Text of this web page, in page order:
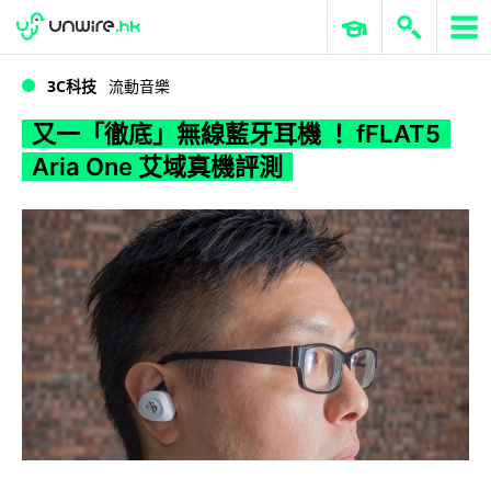
WWDC 2026 ERP 與商業 AI
3C科技 流動音樂
又一「徹底」無線藍牙耳機 ！ fFLAT5
Aria One 艾域真機評測